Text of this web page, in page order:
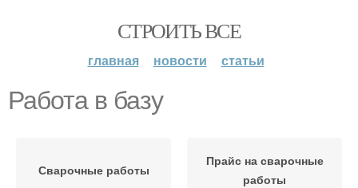
СТРОИТЬ ВСЕ
главная новости статьи
Работа в базу
Сварочные работы
Прайс на сварочные
работы